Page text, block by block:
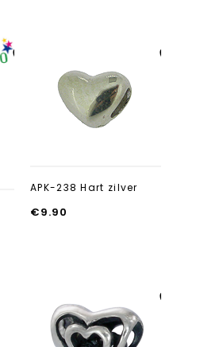
APK-238 Hart zilver
€9.90